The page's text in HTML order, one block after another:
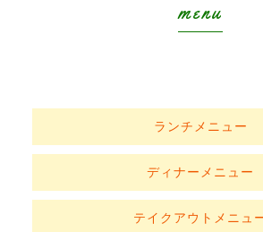
menu
ランチメニュー
ディナーメニュー
テイクアウトメニュ